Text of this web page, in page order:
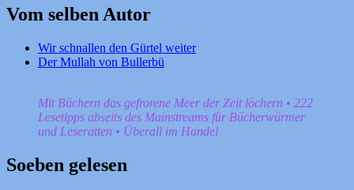
Vom selben Autor
Wir schnallen den Gürtel weiter
Der Mullah von Bullerbü
Mit Büchern das gefrorene Meer der Zeit löchern • 222
Lesetipps abseits des Mainstreams für Bücherwürmer
und Leseratten • Überall im Handel
Soeben gelesen